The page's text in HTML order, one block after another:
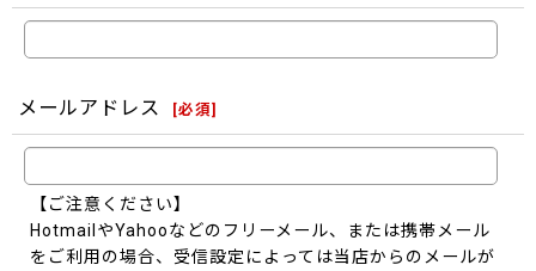
メールアドレス [必須]
【ご注意ください】
HotmailやYahooなどのフリーメール、または携帯メール
をご利用の場合、受信設定によっては当店からのメールが